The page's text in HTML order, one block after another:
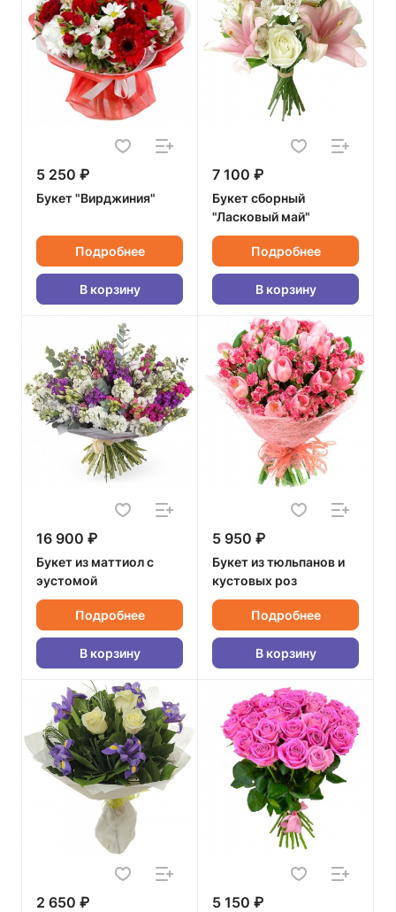
5 250 ₽
Букет "Вирджиния"
Подробнее
В корзину
7 100 ₽
Букет сборный
"Ласковый май"
Подробнее
В корзину
16 900 ₽
Букет из маттиол с
эустомой
Подробнее
В корзину
5 950 ₽
Букет из тюльпанов и
кустовых роз
Подробнее
В корзину
2 650 ₽ 5 150 ₽